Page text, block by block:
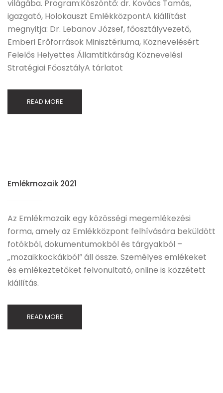
világába. Program:Köszöntő: dr. Kovács Tamás,
igazgató, Holokauszt EmlékközpontA kiállítást
megnyitja: Dr. Lebanov József, főosztályvezető,
Emberi Erőforrások Minisztériuma, Köznevelésért
Felelős Helyettes Államtitkárság Köznevelési
Stratégiai FőosztályA tárlatot
READ MORE
Emlékmozaik 2021
Az Emlékmozaik egy közösségi megemlékezési
forma, amely az Emlékközpont felhívására beküldött
fotókból, dokumentumokból és tárgyakból –
„mozaikkockákból” áll össze. Személyes emlékeket
és emlékeztetőket felvonultató, online is közzétett
kiállítás.
READ MORE